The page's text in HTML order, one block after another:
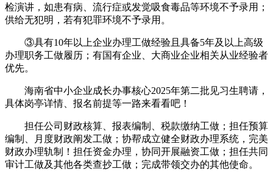
检演讲，如患有病、流行症或发觉吸食毒品等环境不予录用；
供给无犯明，若有犯罪环境不予录用。
③具有10年以上企业办理工做经验且具备5年及以上高级
办理职务工做履历；有国有企业、大商业企业相关从业经验者
优先。
海南省中小企业成长办事核心2025年第二批见习生聘请，
具体岗亭详情、报名前提等一路来看看吧！
担任公司财政核算、报表编制、税款缴纳工做；担任预算
编制、月度财政阐发工做；协帮成立健全财政办理系统，完美
财政办理轨制！担任资金办理，协同开展融资工做；担任共同
审计工做及其他各类查抄工做；完成带领交办的其他使命。